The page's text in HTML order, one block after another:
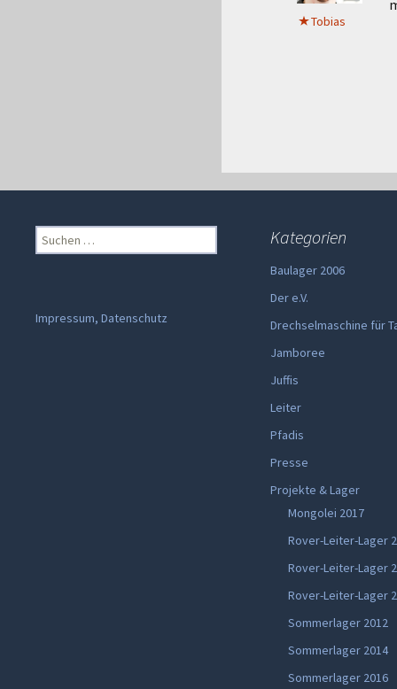
Tobias
Suchen
nach:
Kategorien
Baulager 2006
Der e.V.
Drechselmaschine für
Jamboree
Juffis
Leiter
Pfadis
Presse
Projekte & Lager
Mongolei 2017
Rover-Leiter-Lager
Rover-Leiter-Lager
Rover-Leiter-Lager
Sommerlager 2012
Sommerlager 2014
Sommerlager 2016
Impressum, Datenschutz